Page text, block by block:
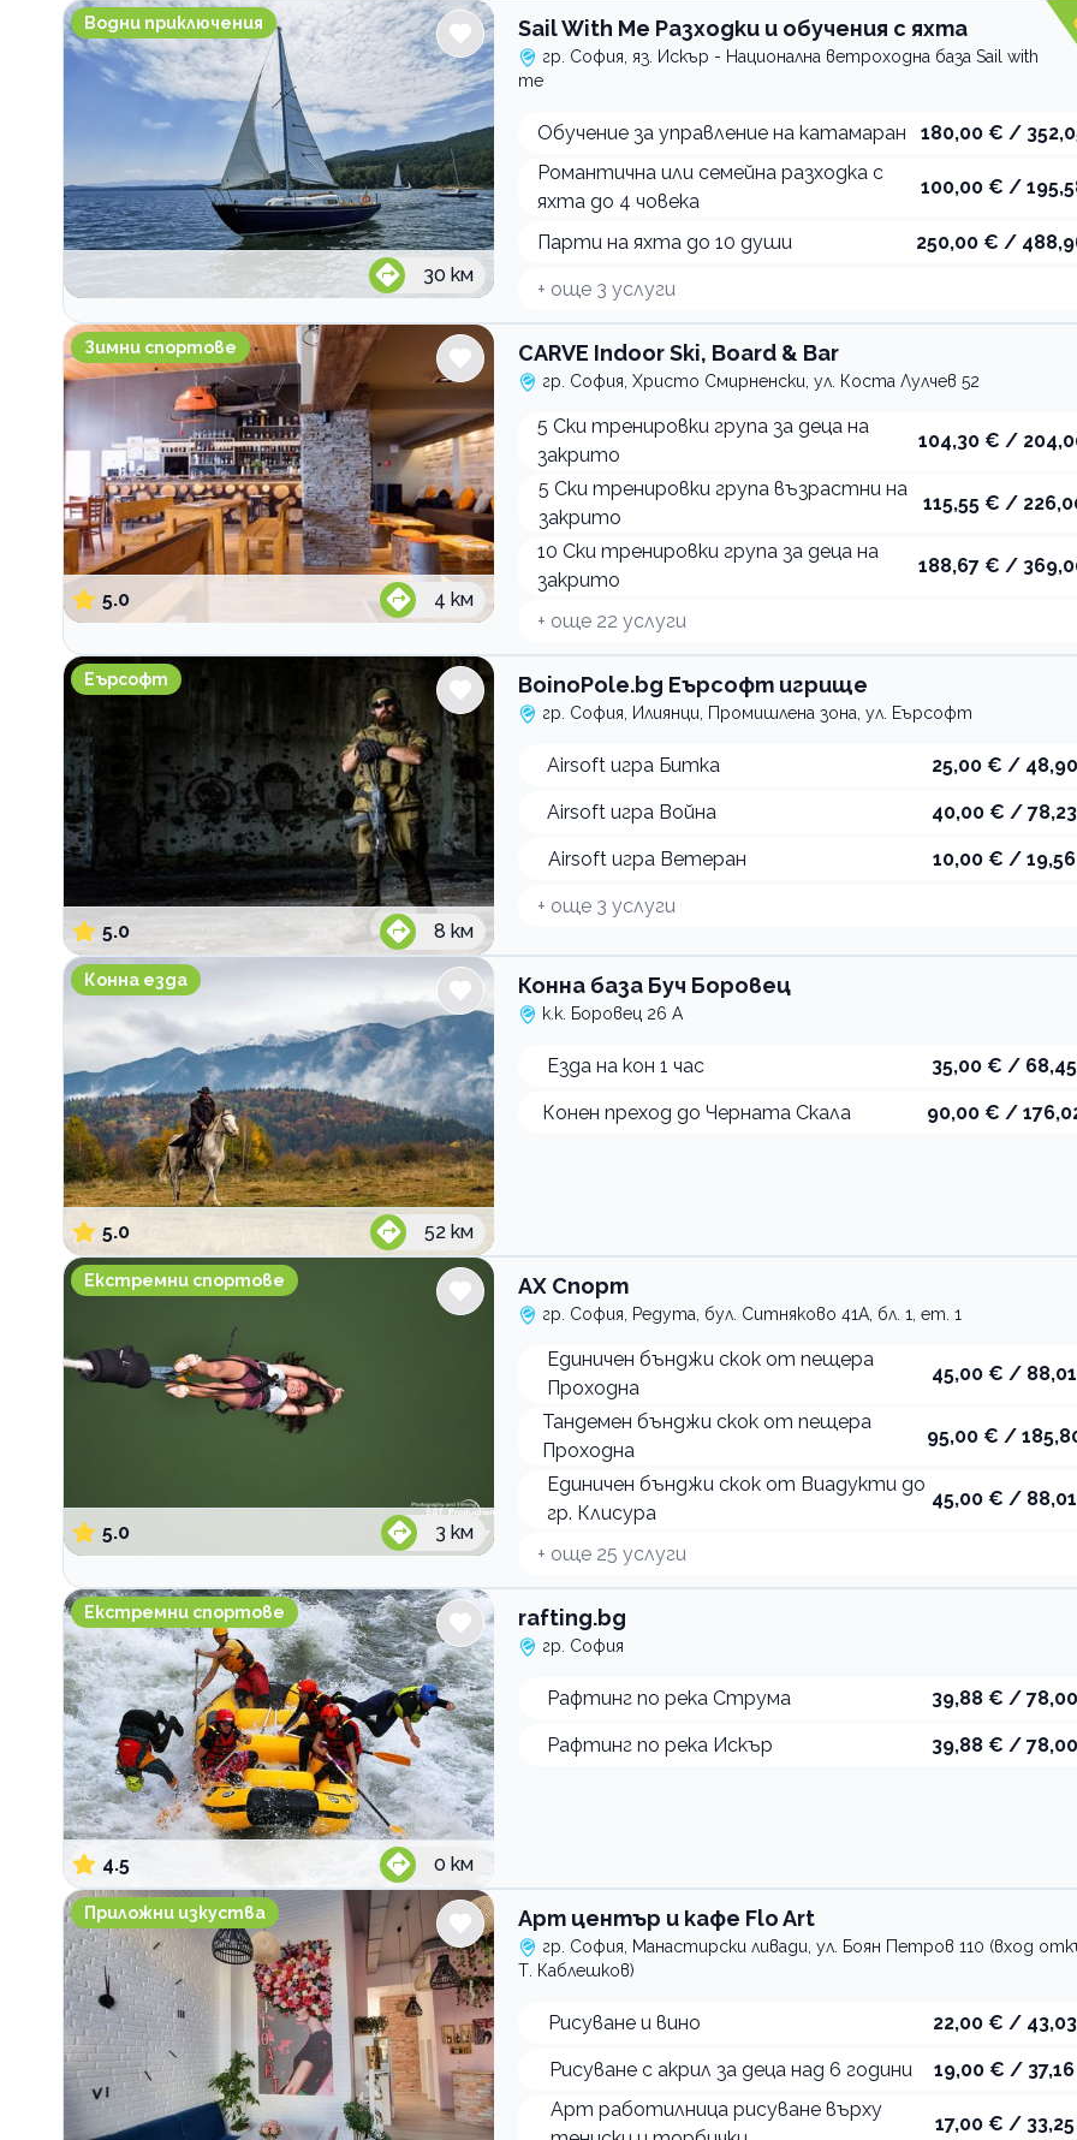
Sail With Me Разходки и обучения с яхта
Водни приключения
30 км
Sail With Me Разходки и обучения с яхта
гр. София, яз. Искър - Национална ветроходна база Sail with
me
Обучение за управление на катамаран
180,00 € /
Романтична или семейна разходка с
яхта до 4 човека
100,00 € /
Парти на яхта до 10 души 250,00 € /
+ още 3 услуги
CARVE Indoor Ski, Board & Bar
Зимни спортове
5.0 4 км
CARVE Indoor Ski, Board & Bar
гр. София, Христо Смирненски, ул. Коста Лулчев 52
5 Ски тренировки група за деца на
закрито
104,30 € /
5 Ски тренировки група възрастни на
закрито
115,55 € /
10 Ски тренировки група за деца на
закрито
188,67 € /
+ още 22 услуги
BoinoPole.bg Еърсофт игрище
Еърсофт
5.0 8 км
BoinoPole.bg Еърсофт игрище
гр. София, Илиянци, Промишлена зона, ул. Еърсофт
Airsoft игра Битка 25,00 € /
Airsoft игра Война 40,00 € /
Airsoft игра Ветеран 10,00 € /
+ още 3 услуги
Конна база Буч Боровец
Конна езда
5.0 52 км
Конна база Буч Боровец
к.к. Боровец 26 А
Езда на кон 1 час 35,00 € /
Конен преход до Черната Скала 90,00 € /
АХ Спорт
Екстремни спортове
5.0 3 км
АХ Спорт
гр. София, Редута, бул. Ситняково 41А, бл. 1, ет. 1
Единичен бънджи скок от пещера
Проходна
45,00 € /
Тандемен бънджи скок от пещера
Проходна
95,00 € /
Единичен бънджи скок от Виадукти до
гр. Клисура
45,00 € /
+ още 25 услуги
rafting.bg
Екстремни спортове
4.5 0 км
rafting.bg
гр. София
Рафтинг по река Струма 39,88 € /
Рафтинг по река Искър 39,88 € /
Арт център и кафе Flo Art
Приложни изкуства Арт център и кафе Flo Art
гр. София, Манастирски ливади, ул. Боян Петров 110 (вход
Т. Каблешков)
Рисуване и вино 22,00 € /
Рисуване с акрил за деца над 6 години
19,00 € / 37,16
Арт работилница рисуване върху
17,00 € / 33,25